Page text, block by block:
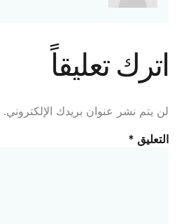
اترك تعليقاً
لن يتم نشر عنوان بريدك الإلكتروني.
التعليق *